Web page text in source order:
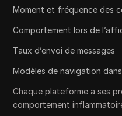
Moment et fréquence des
Comportement lors de
Taux d’envoi de messages
Modèles de navigation
Chaque plateforme a ses
comportement